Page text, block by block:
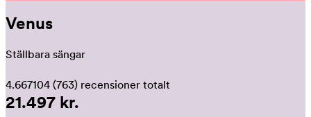
Venus
Ställbara sängar
4.667104 (763) recensioner totalt
21.497 kr.